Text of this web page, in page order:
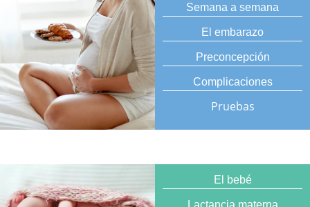
Semana a semana
El embarazo
Preconcepción
Complicaciones
Pruebas
El bebé
Lactancia materna